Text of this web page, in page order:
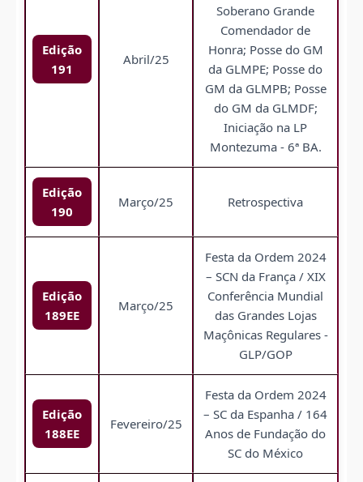
Edição
191
Abril/25
Soberano Grande
Comendador de
Honra; Posse do GM
da GLMPE; Posse do
GM da GLMPB; Posse
do GM da GLMDF;
Iniciação na LP
Montezuma - 6ª BA.
Edição
190
Março/25 Retrospectiva
Edição
189EE
Março/25
Festa da Ordem 2024
– SCN da França / XIX
Conferência Mundial
das Grandes Lojas
Maçônicas Regulares -
GLP/GOP
Edição
188EE
Fevereiro/25
Festa da Ordem 2024
– SC da Espanha / 164
Anos de Fundação do
SC do México